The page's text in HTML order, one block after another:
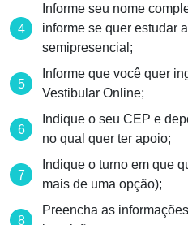
Informe seu nome
informe se quer estudar
semipresencial;
Informe que você quer
Vestibular Online;
Indique o seu CEP e
no qual quer ter apoio;
Indique o turno em que
mais de uma opção);
Preencha as